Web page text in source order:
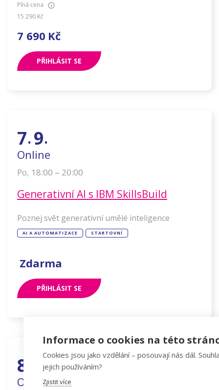
Plná cena
15 290 Kč
7 690 Kč
PŘIHLÁSIT SE
7.9.
Online
Po, 18:00 – 20:00
Generativní AI s IBM SkillsBuild
Poznej svět generativní umělé inteligence
AI A AUTOMATIZACE STARTOVNÍ
Zdarma
PŘIHLÁSIT SE
8 9.
Online
Informace o cookies na této
Cookies jsou jako vzdělání – posouvají nás dál.
jejich používáním?
Zjistit více